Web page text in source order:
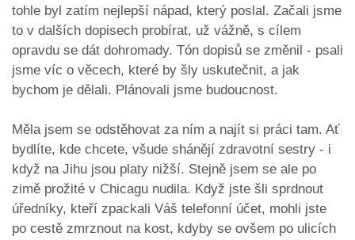
tohle byl zatím nejlepší nápad, který poslal. Začali jsme
to v dalších dopisech probírat, už vážně, s cílem
opravdu se dát dohromady. Tón dopisů se změnil - psali
jsme víc o věcech, které by šly uskutečnit, a jak
bychom je dělali. Plánovali jsme budoucnost.
Měla jsem se odstěhovat za ním a najít si práci tam. Ať
bydlíte, kde chcete, všude shánějí zdravotní sestry - i
když na Jihu jsou platy nižší. Stejně jsem se ale po
zimě prožité v Chicagu nudila. Když jste šli sprdnout
úředníky, kteří zpackali Váš telefonní účet, mohli jste
po cestě zmrznout na kost, kdyby se ovšem po ulicích